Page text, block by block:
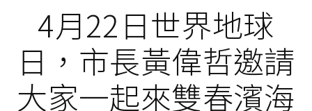
4月22日世界地球
日，市長黃偉哲邀請
大家一起來雙春濱海